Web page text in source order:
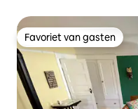
Favoriet van gasten
Favoriet van gasten